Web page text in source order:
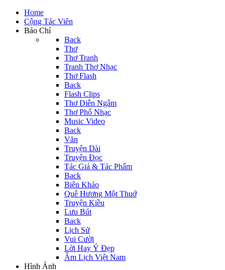
Home
Cộng Tác Viên
Báo Chí
Back
Thơ
Thơ Tranh
Tranh Thơ Nhạc
Thơ Flash
Back
Flash Clips
Thơ Diễn Ngâm
Thơ Phổ Nhạc
Music Video
Back
Văn
Truyện Dài
Truyện Đọc
Tác Giả & Tác Phẩm
Back
Biên Khảo
Quê Hương Một Thuở
Truyện Kiều
Lưu Bút
Back
Lịch Sử
Vui Cười
Lời Hay Ý Đẹp
Âm Lịch Việt Nam
Hình Ảnh